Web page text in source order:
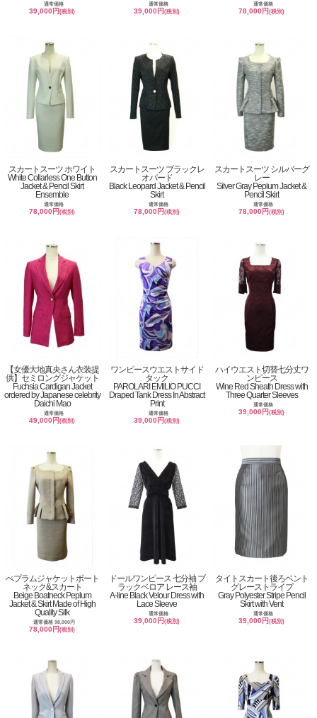
通常価格
39,000円(税別)
通常価格
39,000円(税別)
通常価格
78,000円(税別)
スカートスーツ ホワイト
White Collarless One Button
Jacket & Pencil Skirt
Ensemble
通常価格
78,000円(税別)
スカートスーツ ブラックレ
オパード
Black Leopard Jacket & Pencil
Skirt
通常価格
78,000円(税別)
スカートスーツ シルバーグ
レー
Silver Gray Peplum Jacket &
Pencil Skirt
通常価格
78,000円(税別)
【女優大地真央さん衣装提
供】セミロングジャケット
Fuchsia Cardigan Jacket
ordered by Japanese celebrity
Daichi Mao
通常価格
49,000円(税別)
ワンピースウエストサイド
タック
PAROLARI EMILIO PUCCI
Draped Tank Dress In Abstract
Print
通常価格
39,000円(税別)
ハイウエスト切替七分丈ワ
ンピース
Wine Red Sheath Dress with
Three Quarter Sleeves
通常価格
39,000円(税別)
ぺプラムジャケットボート
ネック&スカート
Beige Boatneck Peplum
Jacket & Skirt Made of High
Quality Silk
通常価格 98,000円
78,000円(税別)
ドールワンピース 七分袖 ブ
ラックベロア レース袖
A-line Black Velour Dress with
Lace Sleeve
通常価格
39,000円(税別)
タイトスカート後ろベント
グレーストライプ
Gray Polyester Stripe Pencil
Skirt with Vent
通常価格
39,000円(税別)